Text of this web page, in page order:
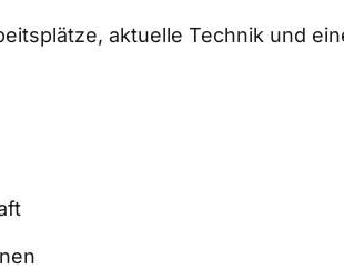
aktuelle Technik und